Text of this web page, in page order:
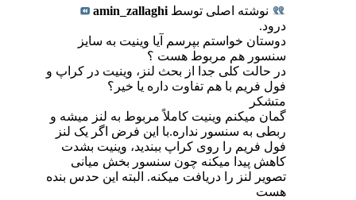
نوشته اصلی توسط amin_zallaghi
درود.
دوستان خواستم بپرسم آیا وینیت به سایز
سنسور هم مربوط هست ؟
در حالت کلی جدا از بحث لنز، وینیت در کراپ و
فول فریم با هم تفاوت داره یا خیر؟
متشکر
گمان میکنم وینیت کاملاً مربوط به لنز میشه و
ربطی به سنسور نداره.با این فرض اگر یک لنز
فول فریم را روی کراپ ببندید، وینیت بشدت
کاهش پیدا میکنه چون سنسور بخش میانی
تصویر لنز را دریافت میکنه. البته این حدس بنده
هست